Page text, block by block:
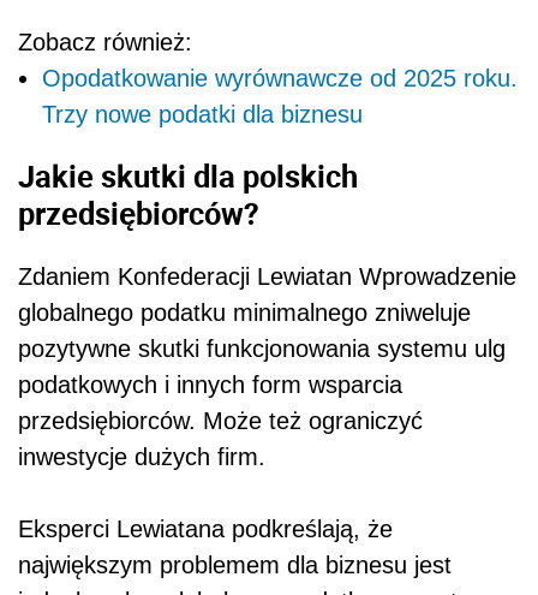
Zobacz również:
Opodatkowanie wyrównawcze od 2025 roku.
Trzy nowe podatki dla biznesu
Jakie skutki dla polskich
przedsiębiorców?
Zdaniem Konfederacji Lewiatan Wprowadzenie
globalnego podatku minimalnego zniweluje
pozytywne skutki funkcjonowania systemu ulg
podatkowych i innych form wsparcia
przedsiębiorców. Może też ograniczyć
inwestycje dużych firm.
Eksperci Lewiatana podkreślają, że
największym problemem dla biznesu jest